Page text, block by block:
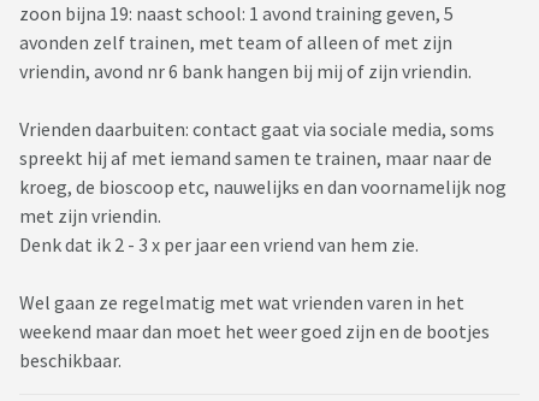
zoon bijna 19: naast school: 1 avond training geven, 5
avonden zelf trainen, met team of alleen of met zijn
vriendin, avond nr 6 bank hangen bij mij of zijn vriendin.
Vrienden daarbuiten: contact gaat via sociale media, soms
spreekt hij af met iemand samen te trainen, maar naar de
kroeg, de bioscoop etc, nauwelijks en dan voornamelijk nog
met zijn vriendin.
Denk dat ik 2 - 3 x per jaar een vriend van hem zie.
Wel gaan ze regelmatig met wat vrienden varen in het
weekend maar dan moet het weer goed zijn en de bootjes
beschikbaar.